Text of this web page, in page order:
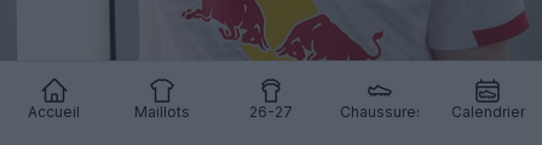
Accueil Maillots 26-27 Chaussures Calendrier